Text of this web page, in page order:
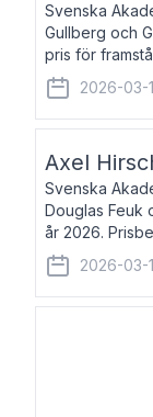
Svenska
Gullberg och
pris för
och Karin
2026-03-
Axel
Svenska
Douglas Feuk
år 2026.
Johan
journalist med
2026-03-